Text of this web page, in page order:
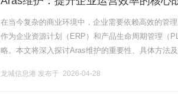
在当今复杂的商业环境中，企业需要依赖高效的管
作为企业资源计划（ERP）和产品生命周期管理（
略。本文将深入探讨Aras维护的重要性、具体方法
龙城信息港 发布于 2026-04-28